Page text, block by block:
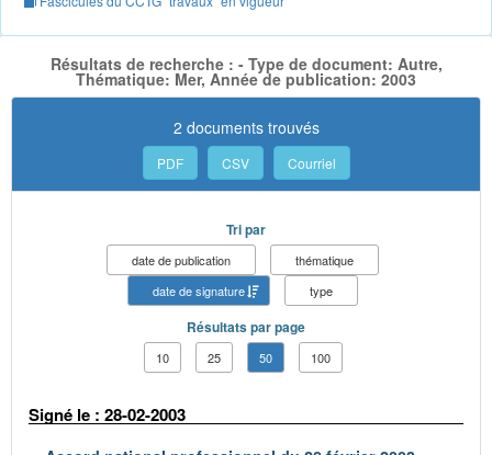
Résultats de recherche : - Type de document: Autre,
Thématique: Mer, Année de publication: 2003
2 documents trouvés
PDF CSV Courriel
Tri par
date de publication
thématique
date de signature
type
Résultats par page
10 25 50 100
Signé le : 28-02-2003